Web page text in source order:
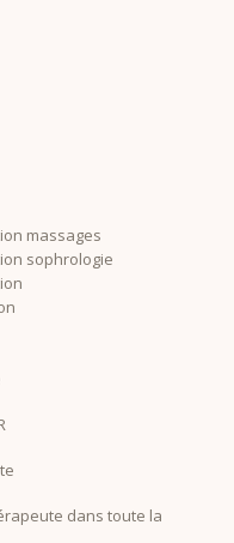
massages
sophrologie
dans toute la